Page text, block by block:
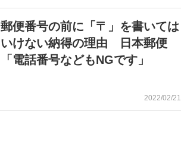
郵便番号の前に「〒」を書いては
いけない納得の理由 日本郵便
「電話番号などもNGです」
2022/02/21